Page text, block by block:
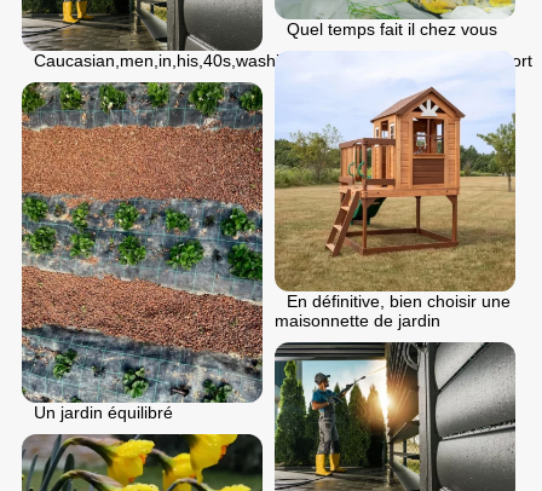
Quel temps fait il chez vous
Caucasian,men,in,his,40s,washing,his,modern,aluminium,carport
En définitive, bien choisir une
maisonnette de jardin
Un jardin équilibré